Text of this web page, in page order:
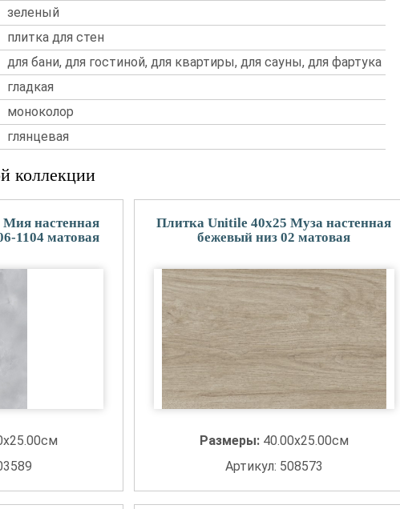
зеленый
плитка для стен
для бани, для гостиной, для квартиры, для сауны, для фартука
гладкая
моноколор
глянцевая
коллекции
Мия настенная
1104 матовая
Плитка Unitile 40x25 Муза настенная
бежевый низ 02 матовая
Размеры: 40.00x25.00см
Артикул: 508573